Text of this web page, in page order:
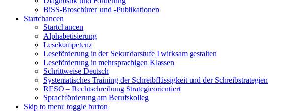
BiSS-Broschüren und -Publikationen
Startchancen
Startchancen
Alphabetisierung
Lesekompetenz
Leseförderung in der Sekundarstufe I wirksam gestalten
Leseförderung in mehrsprachigen Klassen
Schrittweise Deutsch
Systematisches Training der Schreibflüssigkeit und der Schreibstrategien
RESO – Rechtschreibung Strategieorientiert
Sprachförderung am Berufskolleg
Skip to menu toggle button